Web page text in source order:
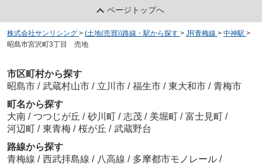
ページトップへ
株式会社サンリシング > (土地(売買))路線・駅から探す > JR青梅線 > 中神駅 >
昭島市宮沢町3丁目 売地
市区町村から探す
昭島市 / 武蔵村山市 / 立川市 / 福生市 / 東大和市 / 青梅市
町名から探す
大南 / つつじが丘 / 砂川町 / 志茂 / 美堀町 / 富士見町 /
河辺町 / 東青梅 / 桜が丘 / 武蔵野台
路線から探す
青梅線 / 西武拝島線 / 八高線 / 多摩都市モノレール /